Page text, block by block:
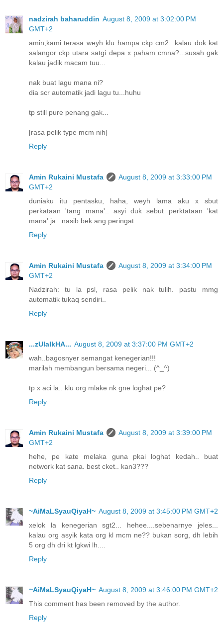
nadzirah baharuddin August 8, 2009 at 3:02:00 PM
GMT+2
amin,kami terasa weyh klu hampa ckp cm2...kalau dok kat
salangor ckp utara satgi depa x paham cmna?...susah gak
kalau jadik macam tuu...
nak buat lagu mana ni?
dia scr automatik jadi lagu tu...huhu
tp still pure penang gak...
[rasa pelik type mcm nih]
Reply
Amin Rukaini Mustafa
August 8, 2009 at 3:33:00 PM
GMT+2
duniaku itu pentasku, haha, weyh lama aku x sbut
perkataan 'tang mana'.. asyi duk sebut perktataan 'kat
mana' ja.. nasib bek ang peringat.
Reply
Amin Rukaini Mustafa
August 8, 2009 at 3:34:00 PM
GMT+2
Nadzirah: tu la psl, rasa pelik nak tulih. pastu mmg
automatik tukaq sendiri..
Reply
...zUlaIkHA... August 8, 2009 at 3:37:00 PM GMT+2
wah..bagosnyer semangat kenegerian!!!
marilah membangun bersama negeri... (^_^)
tp x aci la.. klu org mlake nk gne loghat pe?
Reply
Amin Rukaini Mustafa
August 8, 2009 at 3:39:00 PM
GMT+2
hehe, pe kate melaka guna pkai loghat kedah.. buat
network kat sana. best cket.. kan3???
Reply
~AiMaLSyauQiyaH~ August 8, 2009 at 3:45:00 PM GMT+2
xelok la kenegerian sgt2... hehee....sebenarnye jeles...
kalau org asyik kata org kl mcm ne?? bukan sorg, dh lebih
5 org dh dri kt lgkwi lh....
Reply
~AiMaLSyauQiyaH~ August 8, 2009 at 3:46:00 PM GMT+2
This comment has been removed by the author.
Reply